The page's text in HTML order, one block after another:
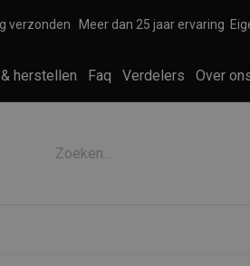
verzonden Meer dan 25 jaar ervaring
herstellen Faq Verdelers Over